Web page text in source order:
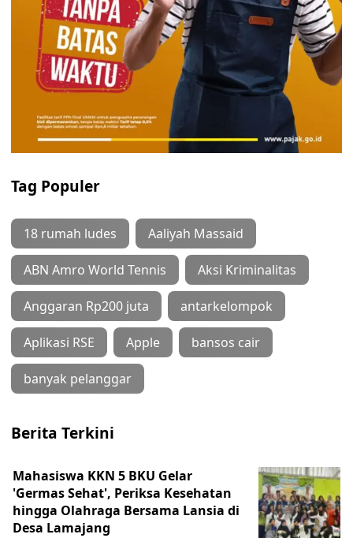
Tag Populer
18 rumah ludes Aaliyah Massaid
ABN Amro World Tennis Aksi Kriminalitas
Anggaran Rp200 juta antarkelompok
Aplikasi RSE Apple bansos cair
banyak pelanggar
Berita Terkini
Mahasiswa KKN 5 BKU Gelar
'Germas Sehat', Periksa Kesehatan
hingga Olahraga Bersama Lansia di
Desa Lamajang